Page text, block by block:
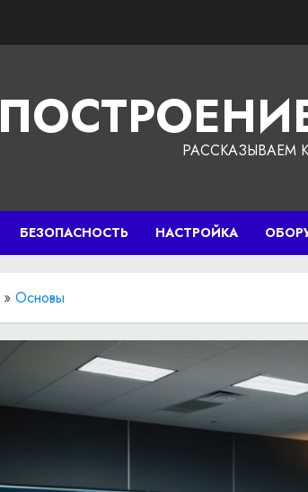
РАССКАЗЫВАЕМ
БЕЗОПАСНОСТЬ НАСТРОЙКА
» Основы